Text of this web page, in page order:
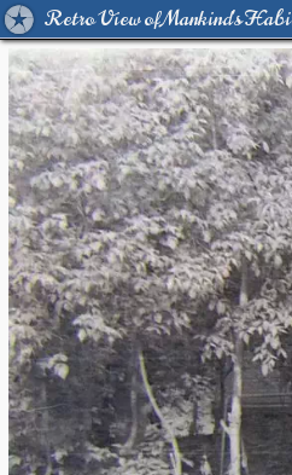
Retro View of Mankind's